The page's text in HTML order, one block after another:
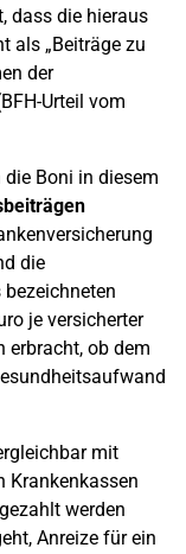
dass die hieraus
als „Beiträge zu
der
Urteil vom
Boni in diesem
die
je versicherter
erbracht, ob dem
mit
Krankenkassen
werden
Anreize für ein